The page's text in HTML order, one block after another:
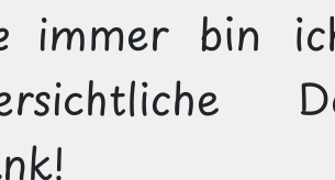
immer bin